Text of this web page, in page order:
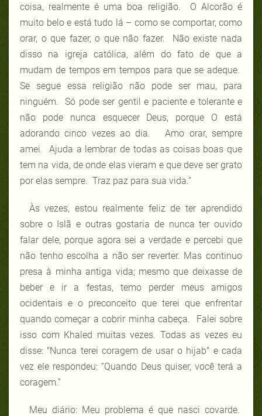
coisa, realmente é uma boa religião. O Alcorão é
muito belo e está tudo lá – como se comportar, como
orar, o que fazer, o que não fazer. Não existe nada
disso na igreja católica, além do fato de que a
mudam de tempos em tempos para que se adeque.
Se segue essa religião não pode ser mau, para
ninguém. Só pode ser gentil e paciente e tolerante e
não pode nunca esquecer Deus, porque O está
adorando cinco vezes ao dia. Amo orar, sempre
amei. Ajuda a lembrar de todas as coisas boas que
tem na vida, de onde elas vieram e que deve ser grato
por elas sempre. Traz paz para sua vida.”
Às vezes, estou realmente feliz de ter aprendido
sobre o Islã e outras gostaria de nunca ter ouvido
falar dele, porque agora sei a verdade e percebi que
não tenho escolha a não ser reverter. Mas continuo
presa à minha antiga vida; mesmo que deixasse de
beber e ir a festas, temo perder meus amigos
ocidentais e o preconceito que terei que enfrentar
quando começar a cobrir minha cabeça. Falei sobre
isso com Khaled muitas vezes. Todas as vezes eu
disse: "Nunca terei coragem de usar o hijab" e cada
vez ele respondeu: “Quando Deus quiser, você terá a
coragem.”
Meu diário: Meu problema é que nasci covarde.